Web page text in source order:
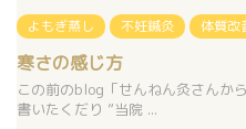
よもぎ蒸し 不妊鍼灸 体質改
寒さの感じ方
この前のblog「せんねん灸さんか
書いたくだり ”当院 ...